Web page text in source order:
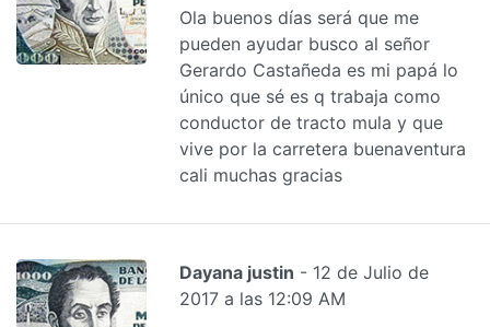
Ola buenos días será que me
pueden ayudar busco al señor
Gerardo Castañeda es mi papá lo
único que sé es q trabaja como
conductor de tracto mula y que
vive por la carretera buenaventura
cali muchas gracias
Dayana justin - 12 de Julio de
2017 a las 12:09 AM